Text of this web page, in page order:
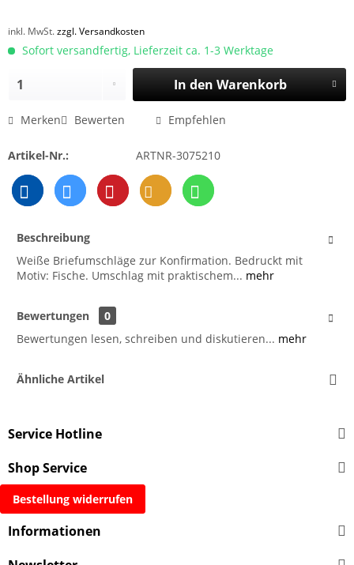
inkl. MwSt.zzgl. Versandkosten
Sofort versandfertig, Lieferzeit ca. 1-3 Werktage
In den Warenkorb
Merken Bewerten Empfehlen
Artikel-Nr.: ARTNR-3075210
Beschreibung
Weiße Briefumschläge zur Konfirmation. Bedruckt mit
Motiv: Fische. Umschlag mit praktischem... mehr
Bewertungen
0
Bewertungen lesen, schreiben und diskutieren... mehr
Ähnliche Artikel
Service Hotline
Shop Service
Bestellung widerrufen
Informationen